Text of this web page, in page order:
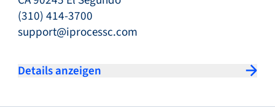
(310) 414-3700
support@iprocessc.com
Details anzeigen